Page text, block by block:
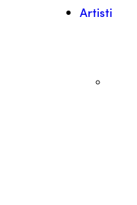
Artisti